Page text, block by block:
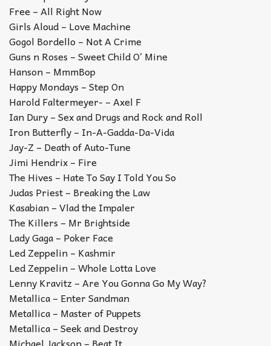
Free – All Right Now
Girls Aloud – Love Machine
Gogol Bordello – Not A Crime
Guns n Roses – Sweet Child O’ Mine
Hanson – MmmBop
Happy Mondays – Step On
Harold Faltermeyer- – Axel F
Ian Dury – Sex and Drugs and Rock and Roll
Iron Butterfly – In-A-Gadda-Da-Vida
Jay-Z – Death of Auto-Tune
Jimi Hendrix – Fire
The Hives – Hate To Say I Told You So
Judas Priest – Breaking the Law
Kasabian – Vlad the Impaler
The Killers – Mr Brightside
Lady Gaga – Poker Face
Led Zeppelin – Kashmir
Led Zeppelin – Whole Lotta Love
Lenny Kravitz – Are You Gonna Go My Way?
Metallica – Enter Sandman
Metallica – Master of Puppets
Metallica – Seek and Destroy
Michael Jackson – Beat It